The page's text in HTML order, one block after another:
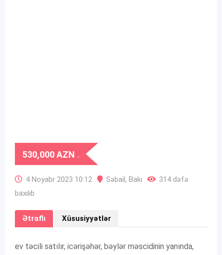
530,000AZN .
4 Noyabr 2023 10:12 Səbail, Bakı
314 dəfə
baxılıb
Ətraflı Xüsusiyyətlər
ev təcili satılır, icərişəhər, bəylər məscidinin yanında,